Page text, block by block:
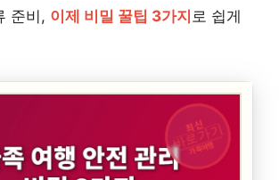
준비, 이제 비밀 꿀팁 3가지 로 쉽게
최신
바로가기
가족여행